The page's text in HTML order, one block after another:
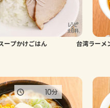
トーク
よくあるお
お買い物
ープかけごはん 台湾ラーメ
10分